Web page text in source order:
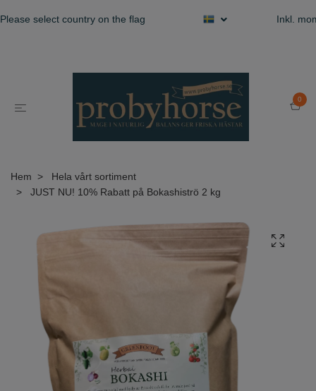
select country on the flag Inkl.
0
Hem
Hela vårt sortiment
JUST NU! 10% Rabatt på Bokashiströ 2 kg